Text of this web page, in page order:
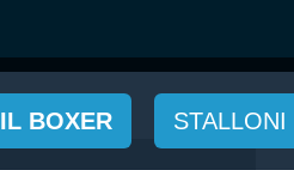
IL BOXER STALLONI